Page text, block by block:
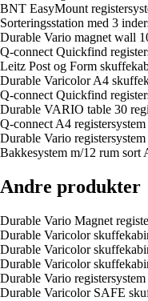
BNT EasyMount
Sorteringsstation med 3
Durable Vario magnet wall
Q-connect Quickfind
Leitz Post og Form
Durable Varicolor A4
Q-connect Quickfind
Durable VARIO table 30
Q-connect A4
Durable Vario
Bakkesystem m/12 rum
Andre produkter
Durable Vario Magnet
Durable Varicolor
Durable Varicolor
Durable Varicolor
Durable Vario
Durable Varicolor SAFE